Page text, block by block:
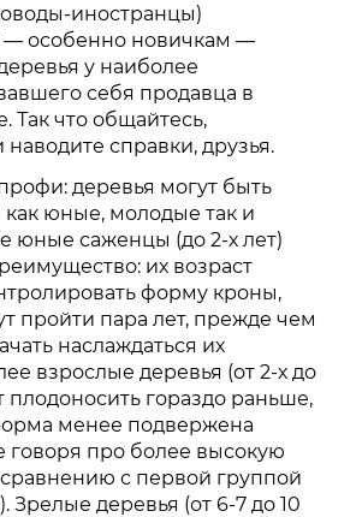
иностранцы)
— особенно новичкам —
у наиболее
себя продавца в
Так что общайтесь,
наводите справки, друзья.
деревья могут быть
юные, молодые так и
юные саженцы (до 2-х лет)
их возраст
форму кроны,
пройти пара лет, прежде чем
наслаждаться их
взрослые деревья (от 2-х до
плодоносить гораздо раньше,
менее подвержена
говоря про более высокую
с первой группой
Зрелые деревья (от 6-7 до 10